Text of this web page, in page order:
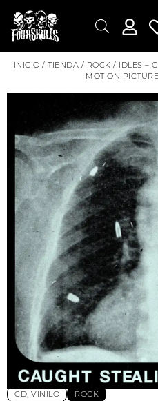
INICIO / TIENDA / ROCK / IDLES –
MOTION
CD, VINILO ROCK